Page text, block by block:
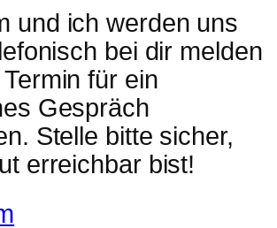
und ich werden uns
bei dir melden
für ein
Gespräch
Stelle bitte sicher,
erreichbar bist!